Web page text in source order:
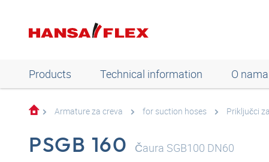
Products Technical information O nama
Armature za creva for suction hoses Priključci
PSGB 160 Čaura SGB100 DN60